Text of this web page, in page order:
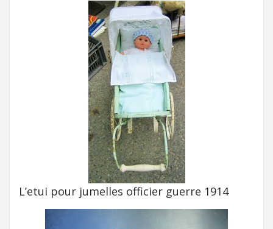
L’etui pour jumelles officier guerre 1914